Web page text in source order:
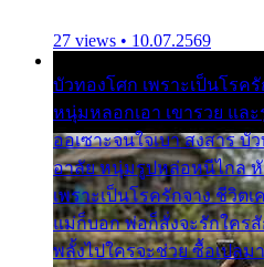
27 views • 10.07.2569
บัวทองโศก เพราะเป็นโร
หนุ่มหลอกเอา เขารวย แล
ออเซาะจนใจเบา สงสาร บั
อาลัย หนุ่มรูปหล่อหนีไกล หั
เพราะเป็นโรครักจาง ชีวิต
แม่ก็บอก พ่อก็สั่งจะรักใคร
พลั้งไปใครจะช่วย ซื้อเปลม